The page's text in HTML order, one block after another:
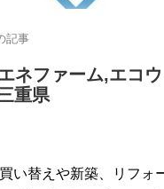
記事
ネファーム,エコ
重県
い替えや新築、リフォ